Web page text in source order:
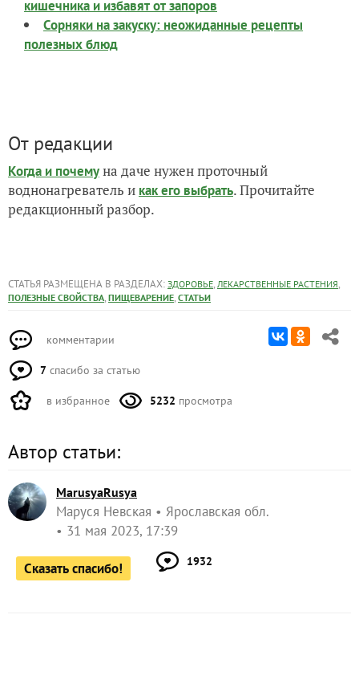
кишечника и избавят от запоров
Сорняки на закуску: неожиданные рецепты
полезных блюд
От редакции
Когда и почемуна даче нужен проточный
воднонагреватель и как его выбрать. Прочитайте
редакционный разбор.
СТАТЬЯ РАЗМЕЩЕНА В РАЗДЕЛАХ: ЗДОРОВЬЕ, ЛЕКАРСТВЕННЫЕ РАСТЕНИЯ,
ПОЛЕЗНЫЕ СВОЙСТВА, ПИЩЕВАРЕНИЕ, СТАТЬИ
комментарии
7 спасибо за статью
в избранное 5232 просмотра
Автор статьи:
MarusyaRusya
Маруся Невская
Ярославская обл.
31 мая 2023, 17:39
Сказать спасибо! 1932